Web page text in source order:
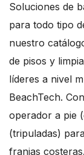
Soluciones de
para todo tipo
nuestro
de pisos y
líderes a nivel
BeachTech.
operador a pie
(tripuladas)
franjas